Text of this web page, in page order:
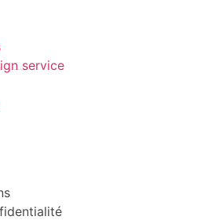
service